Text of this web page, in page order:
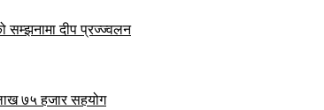
सम्झनामा दीप प्रज्ज्वलन
७५ हजार सहयोग